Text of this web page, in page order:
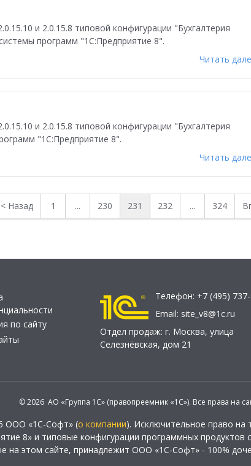
и 2.0.15.8 типовой конфигурации "Бухгалтерия
программ "1С:Предприятие 8".
Читать
и 2.0.15.8 типовой конфигурации "Бухгалтерия
"1С:Предприятие 8".
Читать
< Назад 1 ... 230 231 232 ... 324
по сайту
Телефон: +7 (495)
Email: site_v8@1c.ru
Отдел продаж: г. Москва, улица
Селезнёвская, дом 21
© 2026 АО «Группа 1С» (правопреемник «1С»). Все права на
ООО «1С-Софт» (о компании). Исключительное право на
8» и типовые конфигурации программных продуктов
на этом сайте, принадлежит ООО «1С-Софт» - 100%